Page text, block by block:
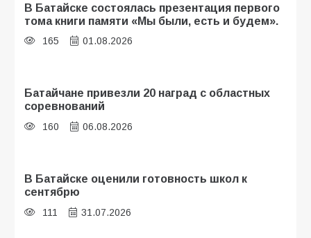
В Батайске состоялась презентация первого
тома книги памяти «Мы были, есть и будем».
165 01.08.2026
Батайчане привезли 20 наград с областных
соревнований
160 06.08.2026
В Батайске оценили готовность школ к
сентябрю
111 31.07.2026